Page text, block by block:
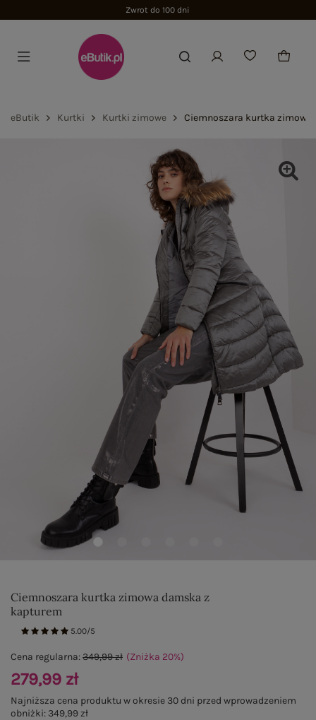
Zwrot do 100 dni
eButik Kurtki Kurtki zimowe Ciemnoszara kurtka
Ciemnoszara kurtka zimowa damska z
kapturem
5.00/5
Cena regularna:349,99 zł (Zniżka 20%)
279,99 zł
Najniższa cena produktu w okresie 30 dni przed wprowadzeniem
obniżki: 349,99 zł